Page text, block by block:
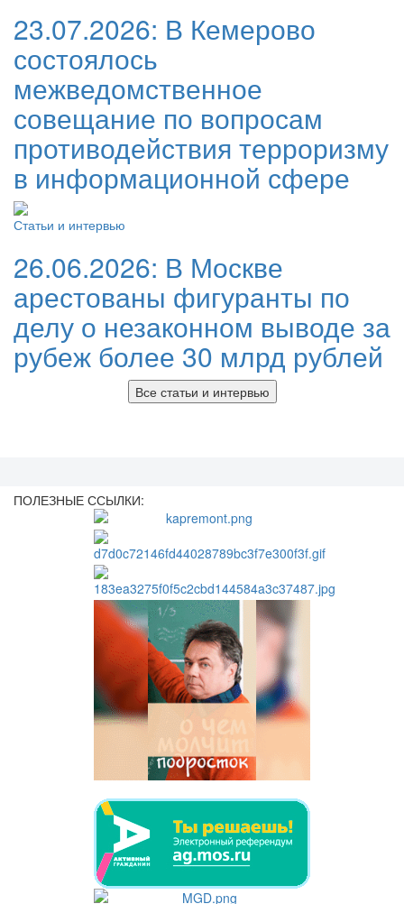
23.07.2026: В Кемерово
состоялось
межведомственное
совещание по вопросам
противодействия терроризму
в информационной сфере
Статьи и интервью
26.06.2026: В Москве
арестованы фигуранты по
делу о незаконном выводе за
рубеж более 30 млрд рублей
Все статьи и интервью
ПОЛЕЗНЫЕ ССЫЛКИ: